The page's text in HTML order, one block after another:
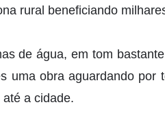
rural beneficiando
de água, em tom
uma obra aguardando por
a cidade.